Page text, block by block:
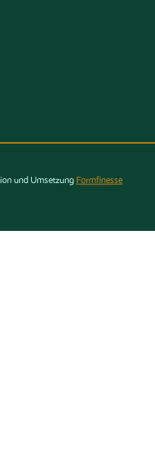
und Umsetzung Formfinesse